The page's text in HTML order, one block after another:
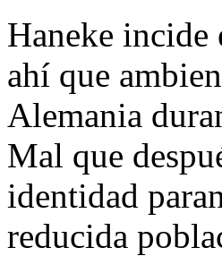
Haneke incide
ahí que
Alemania
Mal que
identidad
reducida